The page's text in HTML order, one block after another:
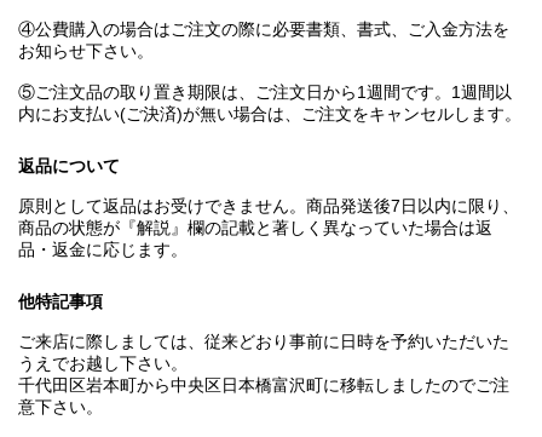
④公費購入の場合はご注文の際に必要書類、書式、ご入金方法を
お知らせ下さい。
⑤ご注文品の取り置き期限は、ご注文日から1週間です。1週間以
内にお支払い(ご決済)が無い場合は、ご注文をキャンセルします。
返品について
原則として返品はお受けできません。商品発送後7日以内に限り、
商品の状態が『解説』欄の記載と著しく異なっていた場合は返
品・返金に応じます。
他特記事項
ご来店に際しましては、従来どおり事前に日時を予約いただいた
うえでお越し下さい。
千代田区岩本町から中央区日本橋富沢町に移転しましたのでご注
意下さい。